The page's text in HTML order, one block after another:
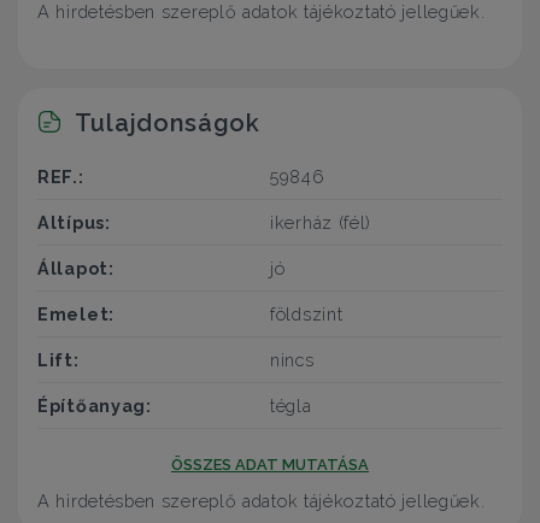
A hirdetésben szereplő adatok tájékoztató jellegűek.
Tulajdonságok
REF.: 59846
Altípus: ikerház (fél)
Állapot: jó
Emelet: földszint
Lift: nincs
Építőanyag: tégla
ÖSSZES ADAT MUTATÁSA
A hirdetésben szereplő adatok tájékoztató jellegűek.